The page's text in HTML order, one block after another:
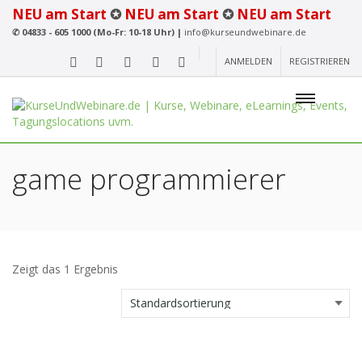
NEU am Start ✪ NEU am Start ✪ NEU am Start
✆04833 - 605 1000 (Mo-Fr: 10-18 Uhr) | info@kurseundwebinare.de
ANMELDEN REGISTRIEREN
game programmierer
Zeigt das 1 Ergebnis